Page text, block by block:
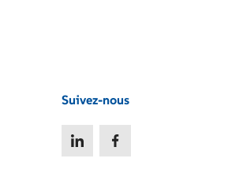
Suivez-nous